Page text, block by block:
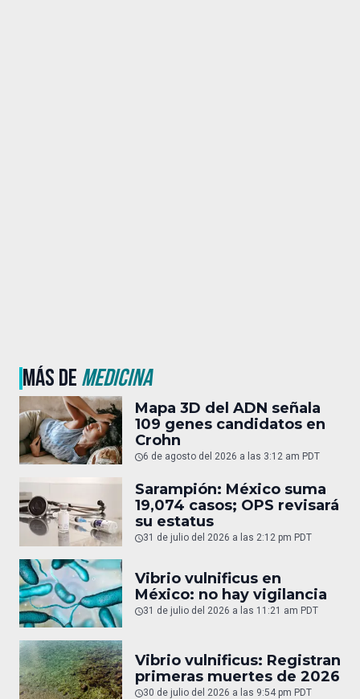
MÁS DEMEDICINA
Mapa 3D del ADN señala
109 genes candidatos en
Crohn
6 de agosto del 2026 a las 3:12 am PDT
Sarampión: México suma
19,074 casos; OPS revisará
su estatus
31 de julio del 2026 a las 2:12 pm PDT
Vibrio vulnificus en
México: no hay vigilancia
31 de julio del 2026 a las 11:21 am PDT
Vibrio vulnificus: Registran
primeras muertes de 2026
30 de julio del 2026 a las 9:54 pm PDT